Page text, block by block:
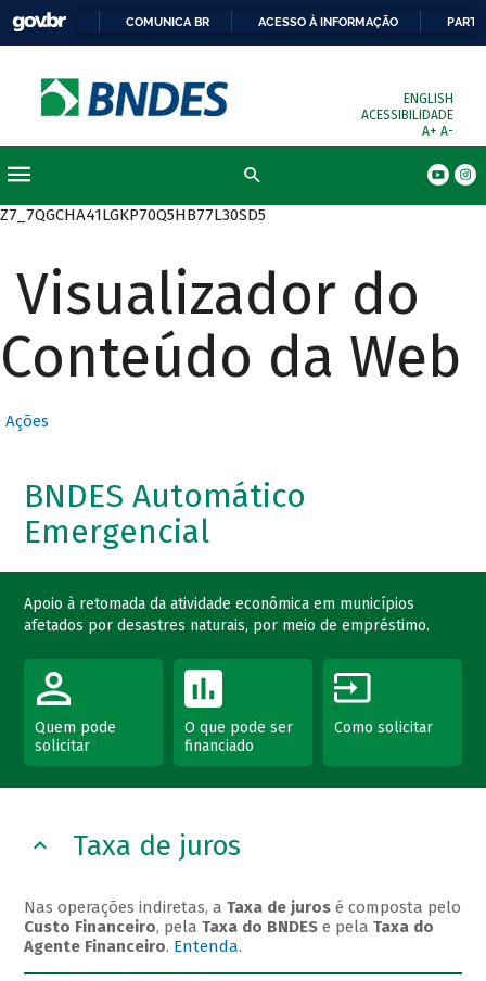
COMUNICA BR ACESSO À INFORMAÇÃO
ENGLISH
ACESSIBILIDADE
A+ A-
Z7_7QGCHA41LGKP70Q5HB77L30SD5
Visualizador do
Conteúdo da Web
Ações
BNDES Automático
Emergencial
Apoio à retomada da atividade econômica em municípios
afetados por desastres naturais, por meio de empréstimo.
Quem pode
solicitar
O que pode ser
financiado
Como solicitar
Taxa de juros
Nas operações indiretas, aTaxa de juros é composta pelo
Custo Financeiro, pelaTaxa do BNDES e pelaTaxa do
Agente Financeiro. Entenda.